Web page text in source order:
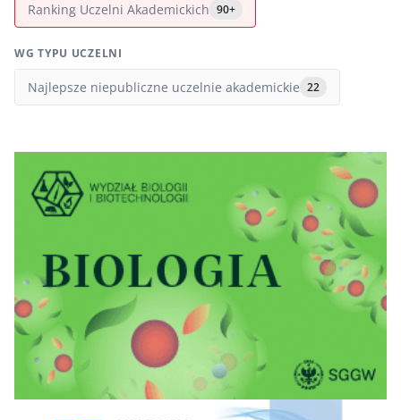
Ranking Uczelni Akademickich 90+
WG TYPU UCZELNI
Najlepsze niepubliczne uczelnie akademickie 22